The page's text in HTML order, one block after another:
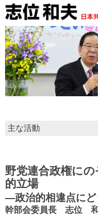
プロフィール
主な活動
国会質問
主な活動
野党連合政権に
的立場
―政治的相違点にど
幹部会委員長 志位